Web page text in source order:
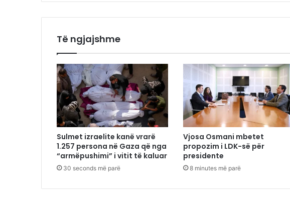
Të ngjajshme
Sulmet izraelite kanë vrarë
1.257 persona në Gaza që nga
“armëpushimi” i vitit të kaluar
30 seconds më parë
Vjosa Osmani mbetet
propozim i LDK-së për
presidente
8 minutes më parë